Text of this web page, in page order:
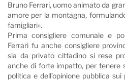
Bruno Ferrari, uomo animato da
amore per la montagna,
famigliari».
Prima consigliere comunale e
Ferrari fu anche consigliere
sia da privato cittadino si rese
anche di forte impatto, per tenere
politica e dell’opinione pubblica